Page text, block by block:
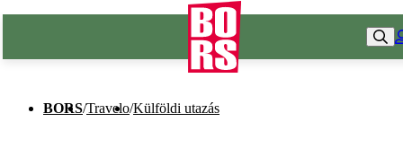
BORS/Travelo/Külföldi utazás